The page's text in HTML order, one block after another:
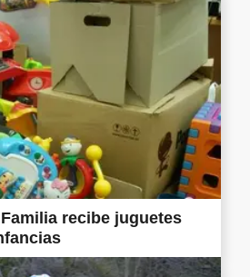
recibe juguetes